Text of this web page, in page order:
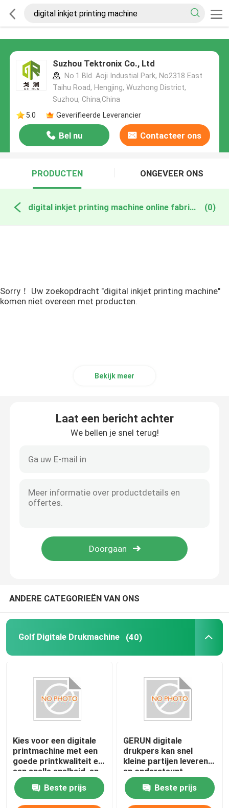
Suzhou Tektronix Co., Ltd
No.1 Bld. Aoji Industial Park, No2318 East
Taihu Road, Hengjing, Wuzhong District,
Suzhou, China,China
5.0
Geverifieerde Leverancier
Bel nu Contacteer ons
PRODUCTEN ONGEVEER ONS
digital inkjet printing machine online fabricage (0)
Sorry！ Uw zoekopdracht "digital inkjet printing machine"
komen niet overeen met producten.
Bekijk meer
Laat een bericht achter
We bellen je snel terug!
ANDERE CATEGORIEËN VAN ONS
Golf Digitale Drukmachine (40)
Kies voor een digitale
printmachine met een
goede printkwaliteit en
een snelle snelheid, en
natuurlijk voor Gerium.
Beste prijs
GERUN digitale
drukpers kan snel
kleine partijen leveren
en ondersteunt
gepersonaliseerde
gepersonaliseerde
verpakkingsdruk
Beste prijs